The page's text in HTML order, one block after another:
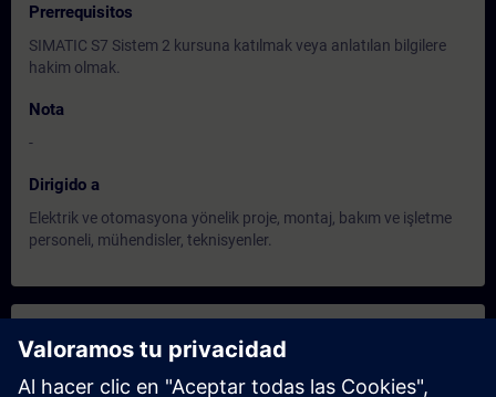
Prerrequisitos
SIMATIC S7 Sistem 2 kursuna katılmak veya anlatılan bilgilere
hakim olmak.
Nota
-
Dirigido a
Elektrik ve otomasyona yönelik proje, montaj, bakım ve işletme
personeli, mühendisler, teknisyenler.
Fechas e inscripción
Nov 30, 2026 | 06:00 AM